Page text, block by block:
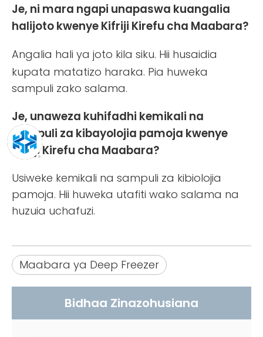
Je, ni mara ngapi unapaswa kuangalia
halijoto kwenye Kifriji Kirefu cha Maabara?
Angalia hali ya joto kila siku. Hii husaidia
kupata matatizo haraka. Pia huweka
sampuli zako salama.
Je, unaweza kuhifadhi kemikali na
sampuli za kibayolojia pamoja kwenye
Kifriji Kirefu cha Maabara?
Usiweke kemikali na sampuli za kibiolojia
pamoja. Hii huweka utafiti wako salama na
huzuia uchafuzi.
Maabara ya Deep Freezer
Bidhaa Zinazohusiana